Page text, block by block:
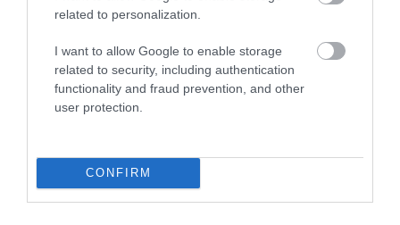
related to personalization.
I want to allow Google to enable storage
related to security, including authentication
functionality and fraud prevention, and other
user protection.
CONFIRM
Αυτό είναι το θαυματουργό έλαιο που
προστατεύει από το Αλτχάιμερ